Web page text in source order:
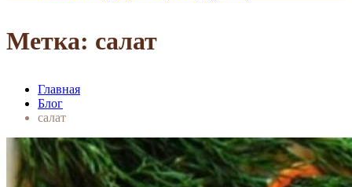
Метка: салат
Главная
Блог
салат